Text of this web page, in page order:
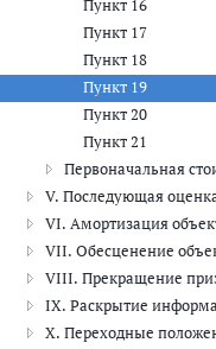
Пункт 16
Пункт 17
Пункт 18
Пункт 19
Пункт 20
Пункт 21
Первоначальная
V. Последующая оценка
VI. Амортизация
VII. Обесценение
VIII. Прекращение
IX. Раскрытие
X. Переходные